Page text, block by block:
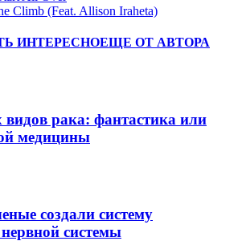
Climb (Feat. Allison Iraheta)
ИНТЕРЕСНОЕЩЕ ОТ АВТОРА
видов рака: фантастика или
медицины
создали систему
системы